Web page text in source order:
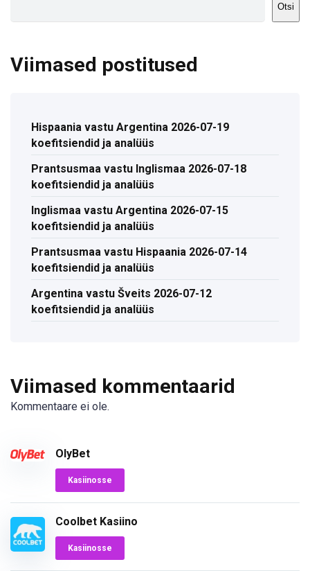
Otsi
Viimased postitused
Hispaania vastu Argentina 2026-07-19
koefitsiendid ja analüüs
Prantsusmaa vastu Inglismaa 2026-07-18
koefitsiendid ja analüüs
Inglismaa vastu Argentina 2026-07-15
koefitsiendid ja analüüs
Prantsusmaa vastu Hispaania 2026-07-14
koefitsiendid ja analüüs
Argentina vastu Šveits 2026-07-12
koefitsiendid ja analüüs
Viimased kommentaarid
Kommentaare ei ole.
OlyBet
Kasiinosse
Coolbet Kasiino
Kasiinosse